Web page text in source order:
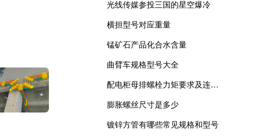
光线传媒参投三国的星空爆冷
横担型号对应重量
锰矿石产品化合水含量
曲臂车规格型号大全
配电柜母排螺栓力矩要求及连接
膨胀螺丝尺寸是多少
镀锌方管有哪些常见规格和型号